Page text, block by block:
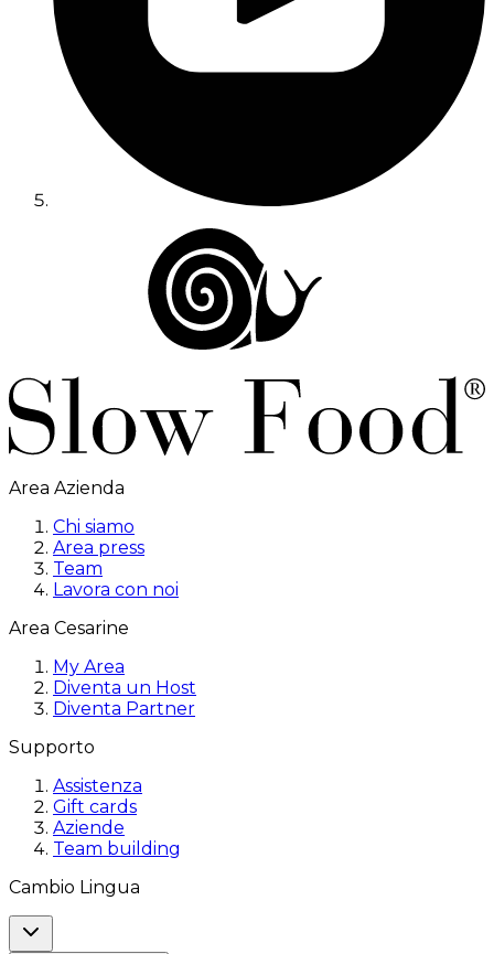
Area Azienda
Chi siamo
Area press
Team
Lavora con noi
Area Cesarine
My Area
Diventa un Host
Diventa Partner
Supporto
Assistenza
Gift cards
Aziende
Team building
Cambio Lingua